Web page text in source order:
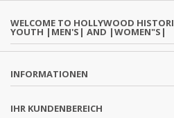
WELCOME TO HOLLYWOOD
YOUTH |MEN'S| AND |WOMEN"S|
INFORMATIONEN
IHR KUNDENBEREICH